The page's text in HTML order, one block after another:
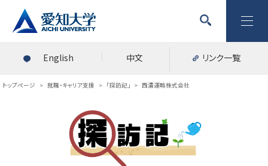
English 中文 リンク一覧
トップページ > 就職・キャリア支援 > 「探訪記」 > 西濃運輸株式会社